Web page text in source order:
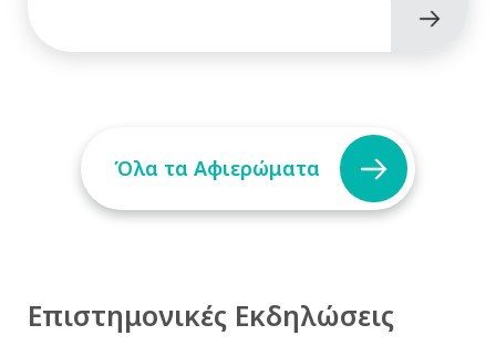
Όλα τα Αφιερώματα
Επιστημονικές Εκδηλώσεις